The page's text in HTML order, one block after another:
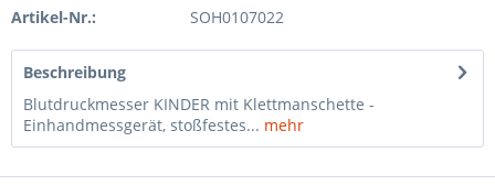
Artikel-Nr.: SOH0107022
Beschreibung
Blutdruckmesser KINDER mit Klettmanschette -
Einhandmessgerät, stoßfestes... mehr